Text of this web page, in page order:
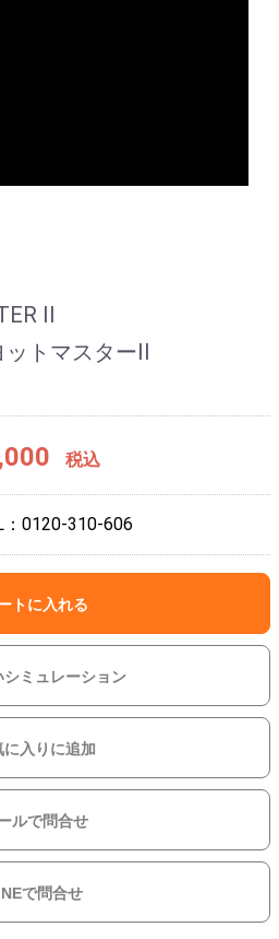
II
トマスターII
税込
0120-310-606
トに入れる
シミュレーション
に入りに追加
ルで問合せ
で問合せ